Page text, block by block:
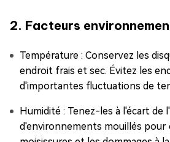
2. Facteurs
Température : Conservez les
endroit frais et sec. Évitez les
d'importantes fluctuations de
Humidité : Tenez-les à l'écart de
d'environnements mouillés pour